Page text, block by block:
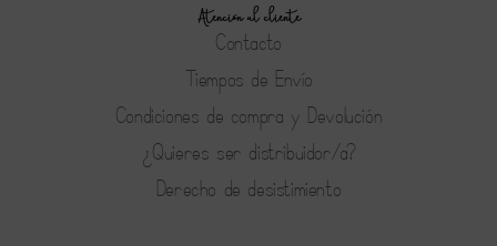
Atención al cliente
Contacto
Tiempos de Envío
Condiciones de compra y Devolución
¿Quieres ser distribuidor/a?
Derecho de desistimiento